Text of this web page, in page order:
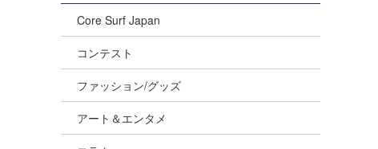
Core Surf Japan
コンテスト
ファッション/グッズ
アート＆エンタメ